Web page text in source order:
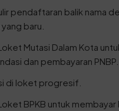
pendaftaran balik nama
baru.
Mutasi Dalam Kota
dan pembayaran PNBP.
di loket progresif.
BPKB untuk membayar